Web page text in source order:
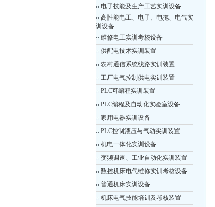
电子技能及生产工艺实训设备
高性能电工、电子、电拖、电气实
训设备
维修电工实训考核设备
供配电技术实训装置
农村通信系统线路实训装置
工厂电气控制供电实训装置
PLC可编程实训装置
PLC编程及自动化实验室设备
家用电器实训设备
PLC控制液压与气动实训装置
机电一体化实训设备
变频调速、工业自动化实训装置
数控机床电气维修实训考核设备
普通机床实训设备
机床电气技能培训及考核装置